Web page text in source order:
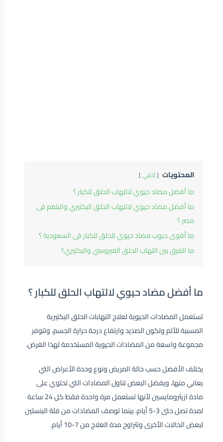
المحتويات أخفي
ما أفضل مضاد حيوي لالتهاب الحلق للكبار ؟
ما أفضل مضاد حيوي لالتهاب الحلق البكتيري والبلغم فى
مصر ؟
ما أقوى حبوب مضاد حيوي للحلق للكبار فى السعودية ؟
ما الفرق بين التهاب الحلق الفيروسي والبكتيري؟
ما أفضل مضاد حيوي لالتهاب الحلق للكبار ؟
تستعمل المضادات الحيوية لعلاج التهابات الحلق البكتيرية
المسببة للألم وتكون الصديد وارتفاع درجة حرارة الجسم، وتتوفر
مجموعة واسعة من المضادات الحيوية المستخدمة لهذا الغرض.
يختلف الأفضل حسب حالة المريض ونوع وحدة الأعراض التي
يعاني منها، ويفضل البعض تناول المضادات التي تحتوي على
مادة ازيثرومايسين لأنها تستعمل مرة واحدة فقط كل 24 ساعة
لمدة تصل حتى 3-5 أيام، بينما توصف المضادات من فئة البنسلين
لبعض الحالات الأخرى وتتراوح مدة العلاج من 7-10 أيام.